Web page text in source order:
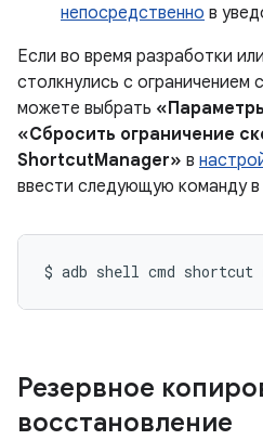
непосредственно в
Если во время разработки
столкнулись с ограничением
можете выбрать
«Сбросить ограничение
ShortcutManager» в
ввести следующую команду в
$ adb shell cmd shortcut
Резервное
восстановление